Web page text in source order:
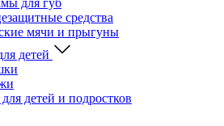
для губ
средства
мячи и прыгуны
детей
детей и подростков